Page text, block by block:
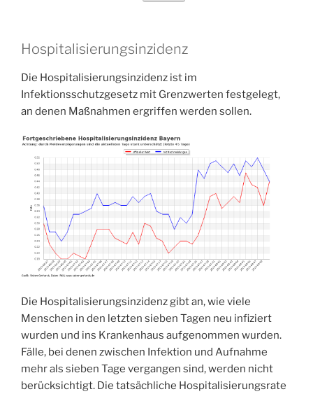
Hospitalisierungsinzidenz
Die Hospitalisierungsinzidenz ist im
Infektionsschutzgesetz mit Grenzwerten festgelegt,
an denen Maßnahmen ergriffen werden sollen.
Die Hospitalisierungsinzidenz gibt an, wie viele
Menschen in den letzten sieben Tagen neu infiziert
wurden und ins Krankenhaus aufgenommen wurden.
Fälle, bei denen zwischen Infektion und Aufnahme
mehr als sieben Tage vergangen sind, werden nicht
berücksichtigt. Die tatsächliche Hospitalisierungsrate